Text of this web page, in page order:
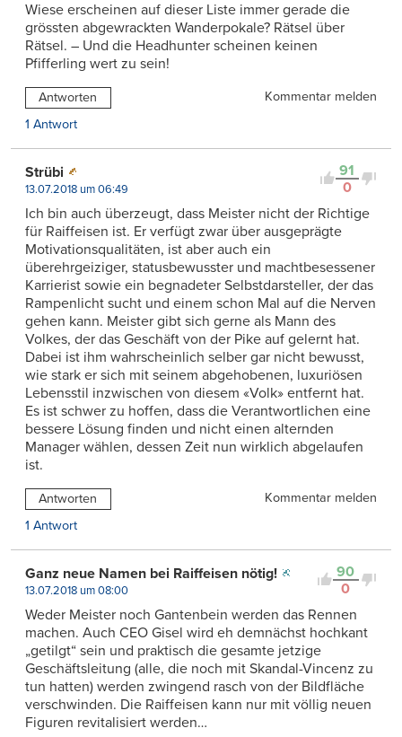
Wiese erscheinen auf dieser Liste immer gerade die
grössten abgewrackten Wanderpokale? Rätsel über
Rätsel. – Und die Headhunter scheinen keinen
Pfifferling wert zu sein!
Antworten
Kommentar melden
1 Antwort
91
0
Strübi
13.07.2018 um 06:49
Ich bin auch überzeugt, dass Meister nicht der Richtige
für Raiffeisen ist. Er verfügt zwar über ausgeprägte
Motivationsqualitäten, ist aber auch ein
überehrgeiziger, statusbewusster und machtbesessener
Karrierist sowie ein begnadeter Selbstdarsteller, der das
Rampenlicht sucht und einem schon Mal auf die Nerven
gehen kann. Meister gibt sich gerne als Mann des
Volkes, der das Geschäft von der Pike auf gelernt hat.
Dabei ist ihm wahrscheinlich selber gar nicht bewusst,
wie stark er sich mit seinem abgehobenen, luxuriösen
Lebensstil inzwischen von diesem «Volk» entfernt hat.
Es ist schwer zu hoffen, dass die Verantwortlichen eine
bessere Lösung finden und nicht einen alternden
Manager wählen, dessen Zeit nun wirklich abgelaufen
ist.
Antworten
Kommentar melden
1 Antwort
90
0
Ganz neue Namen bei Raiffeisen nötig!
13.07.2018 um 08:00
Weder Meister noch Gantenbein werden das Rennen
machen. Auch CEO Gisel wird eh demnächst hochkant
„getilgt“ sein und praktisch die gesamte jetzige
Geschäftsleitung (alle, die noch mit Skandal-Vincenz zu
tun hatten) werden zwingend rasch von der Bildfläche
verschwinden. Die Raiffeisen kann nur mit völlig neuen
Figuren revitalisiert werden…